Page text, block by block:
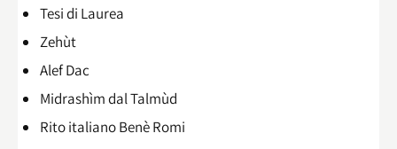
Tesi di Laurea
Zehùt
Alef Dac
Midrashìm dal Talmùd
Rito italiano Benè Romi​